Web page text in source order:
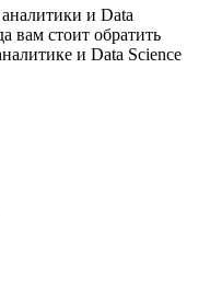
и Data
вам стоит обратить
и Data Science